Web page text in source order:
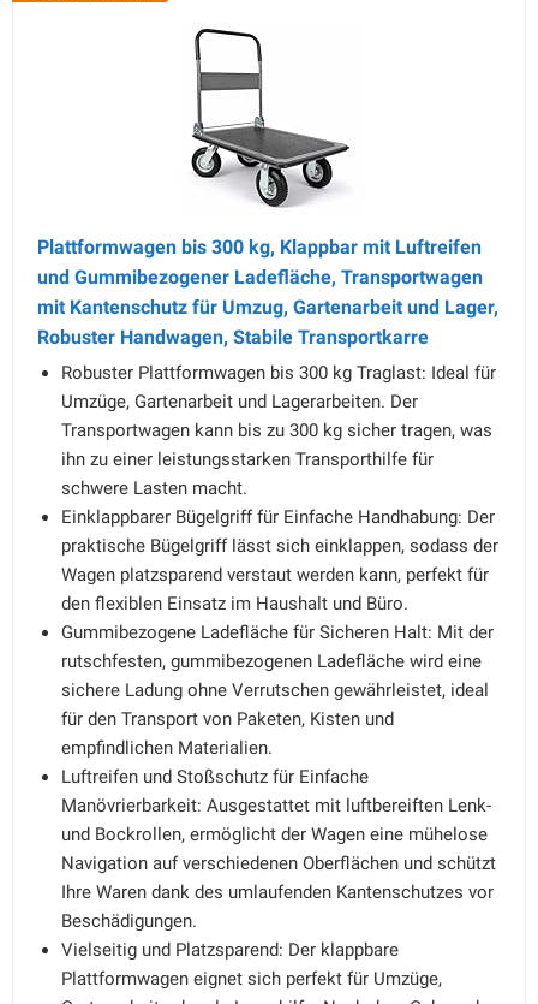
Plattformwagen bis 300 kg, Klappbar mit Luftreifen
und Gummibezogener Ladefläche, Transportwagen
mit Kantenschutz für Umzug, Gartenarbeit und Lager,
Robuster Handwagen, Stabile Transportkarre
Robuster Plattformwagen bis 300 kg Traglast: Ideal für
Umzüge, Gartenarbeit und Lagerarbeiten. Der
Transportwagen kann bis zu 300 kg sicher tragen, was
ihn zu einer leistungsstarken Transporthilfe für
schwere Lasten macht.
Einklappbarer Bügelgriff für Einfache Handhabung: Der
praktische Bügelgriff lässt sich einklappen, sodass der
Wagen platzsparend verstaut werden kann, perfekt für
den flexiblen Einsatz im Haushalt und Büro.
Gummibezogene Ladefläche für Sicheren Halt: Mit der
rutschfesten, gummibezogenen Ladefläche wird eine
sichere Ladung ohne Verrutschen gewährleistet, ideal
für den Transport von Paketen, Kisten und
empfindlichen Materialien.
Luftreifen und Stoßschutz für Einfache
Manövrierbarkeit: Ausgestattet mit luftbereiften Lenk-
und Bockrollen, ermöglicht der Wagen eine mühelose
Navigation auf verschiedenen Oberflächen und schützt
Ihre Waren dank des umlaufenden Kantenschutzes vor
Beschädigungen.
Vielseitig und Platzsparend: Der klappbare
Plattformwagen eignet sich perfekt für Umzüge,